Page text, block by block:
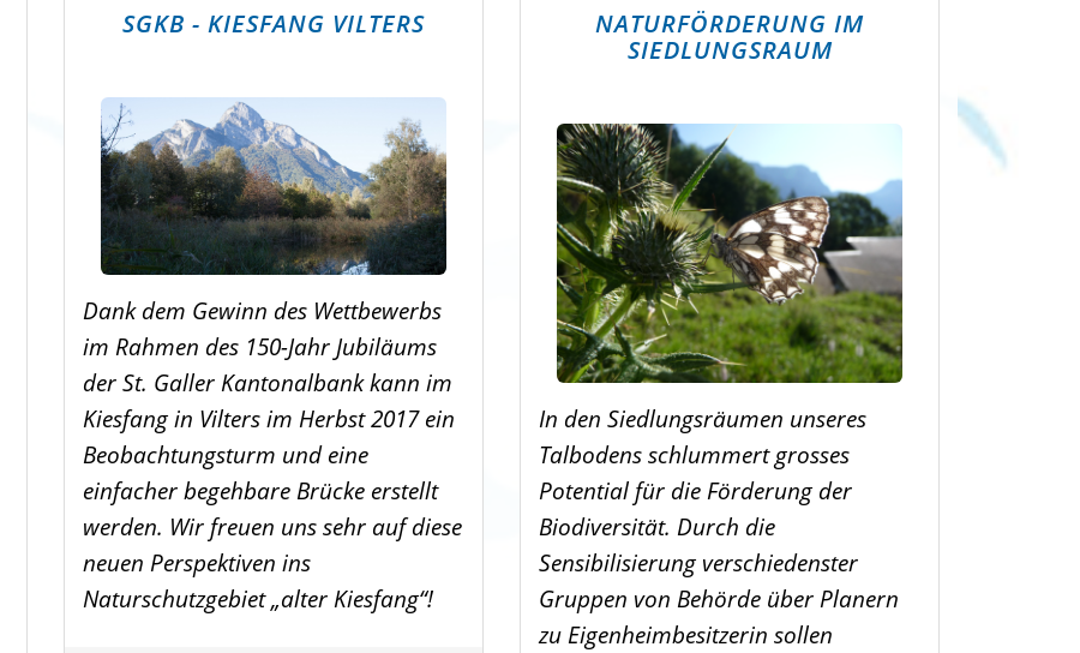
SGKB - KIESFANG VILTERS
Dank dem Gewinn des Wettbewerbs
im Rahmen des 150-Jahr Jubiläums
der St. Galler Kantonalbank kann im
Kiesfang in Vilters im Herbst 2017 ein
Beobachtungsturm und eine
einfacher begehbare Brücke erstellt
werden. Wir freuen uns sehr auf diese
neuen Perspektiven ins
Naturschutzgebiet „alter Kiesfang“!
NATURFÖRDERUNG IM
SIEDLUNGSRAUM
In den Siedlungsräumen unseres
Talbodens schlummert grosses
Potential für die Förderung der
Biodiversität. Durch die
Sensibilisierung verschiedenster
Gruppen von Behörde über Planern
zu Eigenheimbesitzerin sollen